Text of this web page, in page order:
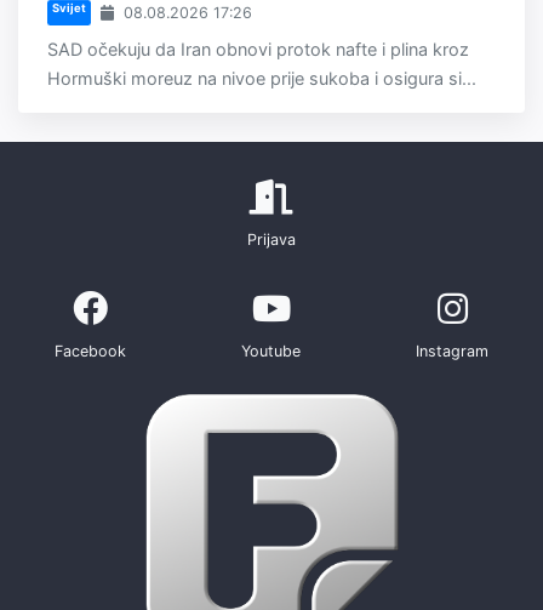
Svijet 08.08.2026 17:26
SAD očekuju da Iran obnovi protok nafte i plina kroz
Hormuški moreuz na nivoe prije sukoba i osigura si...
Prijava
Facebook Youtube Instagram